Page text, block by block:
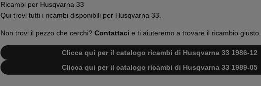
Ricambi per Husqvarna 33
Qui trovi tutti i ricambi disponibili per Husqvarna 33.
Non trovi il pezzo che cerchi? Contattaci e ti aiuteremo a trovare il ricambio giusto.
Clicca qui per il catalogo ricambi di Husqvarna 33 1986-12
Clicca qui per il catalogo ricambi di Husqvarna 33 1989-05